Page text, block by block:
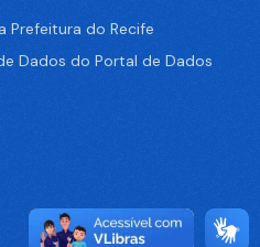
Prefeitura do Recife
Dados do Portal de Dados